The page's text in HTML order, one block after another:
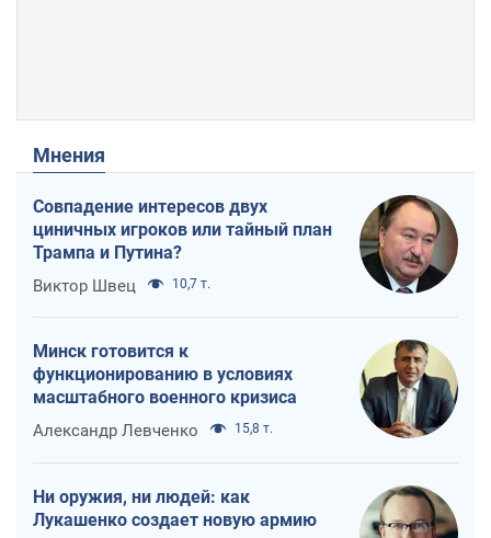
Мнения
Совпадение интересов двух
циничных игроков или тайный план
Трампа и Путина?
Виктор Швец 10,7 т.
Минск готовится к
функционированию в условиях
масштабного военного кризиса
Александр Левченко 15,8 т.
Ни оружия, ни людей: как
Лукашенко создает новую армию